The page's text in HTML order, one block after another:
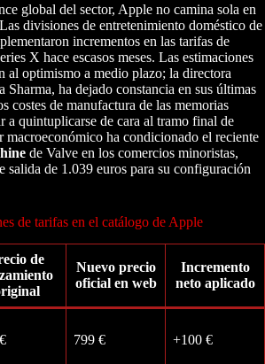
global del sector, Apple no camina sola en
divisiones de entretenimiento doméstico de
incrementos en las tarifas de
X hace escasos meses. Las estimaciones
al optimismo a medio plazo; la directora
ha dejado constancia en sus últimas
costes de manufactura de las memorias
a quintuplicarse de cara al tramo final de
macroeconómico ha condicionado el reciente
de Valve en los comercios minoristas,
salida de 1.039 euros para su configuración
de tarifas en el catálogo de Apple
de
Nuevo precio
oficial en web
Incremento
neto aplicado
799 € +100 €